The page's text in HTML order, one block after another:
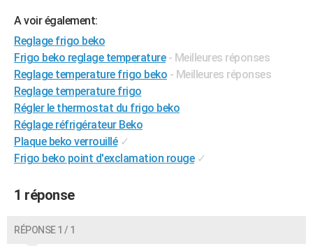
S'inscrire
Se connecter
Primaires
Universités
Entreprises
Service militaire
Avis de recherche
FORUM
Bricolage
Lifestyle
Culture
Sport
Auto
Television
Voyage
Cinema
A voir également:
Reglage frigo beko
Frigo beko reglage temperature - Meilleures réponses
Reglage temperature frigo beko - Meilleures réponses
Reglage temperature frigo
Régler le thermostat du frigo beko
Réglage réfrigérateur Beko
Plaque beko verrouillé ✓
Frigo beko point d'exclamation rouge ✓
1 réponse
RÉPONSE 1 / 1